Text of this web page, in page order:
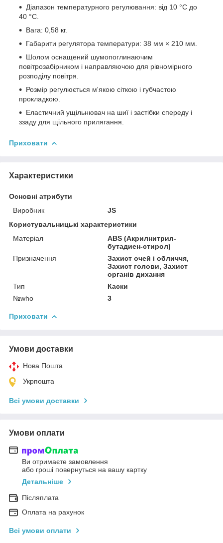
Діапазон температурного регулювання: від 10 °C до
40 °C.
Вага: 0,58 кг.
Габарити регулятора температури: 38 мм × 210 мм.
Шолом оснащений шумопоглинаючим
повітрозабірником і направляючою для рівномірного
розподілу повітря.
Розмір регулюється м'якою сіткою і губчастою
прокладкою.
Еластичний ущільнювач на шиї і застібки спереду і
ззаду для щільного прилягання.
Приховати
Характеристики
Основні атрибути
Виробник
JS
Користувальницькі характеристики
Матеріал
ABS (Акрилнитрил-
бутадиен-стирол)
Призначення
Захист очей і обличчя,
Захист голови, Захист
органів дихання
Тип
Каски
№who
3
Приховати
Умови доставки
Нова Пошта
Укрпошта
Всі умови доставки
Умови оплати
Ви отримаєте замовлення
або гроші повернуться на вашу картку
Детальніше
Післяплата
Оплата на рахунок
Всі умови оплати